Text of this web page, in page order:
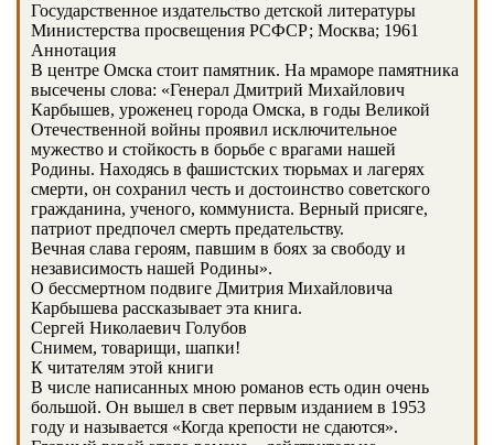
Государственное издательство детской литературы
Министерства просвещения РСФСР; Москва; 1961
Аннотация
В центре Омска стоит памятник. На мраморе памятника
высечены слова: «Генерал Дмитрий Михайлович
Карбышев, уроженец города Омска, в годы Великой
Отечественной войны проявил исключительное
мужество и стойкость в борьбе с врагами нашей
Родины. Находясь в фашистских тюрьмах и лагерях
смерти, он сохранил честь и достоинство советского
гражданина, ученого, коммуниста. Верный присяге,
патриот предпочел смерть предательству.
Вечная слава героям, павшим в боях за свободу и
независимость нашей Родины».
О бессмертном подвиге Дмитрия Михайловича
Карбышева рассказывает эта книга.
Сергей Николаевич Голубов
Снимем, товарищи, шапки!
К читателям этой книги
В числе написанных мною романов есть один очень
большой. Он вышел в свет первым изданием в 1953
году и называется «Когда крепости не сдаются».